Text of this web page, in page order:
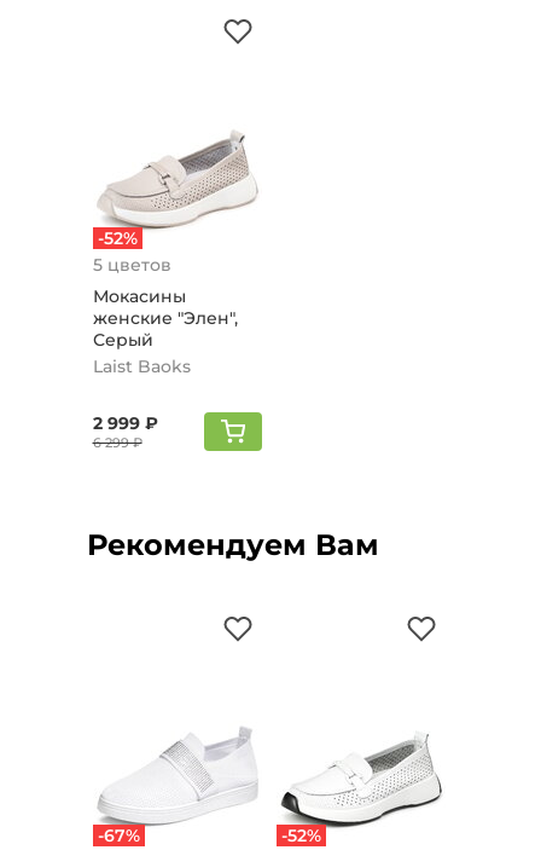
-52%
5 цветов
Мокасины
женские "Элен",
Серый
Laist Baoks
2 999 ₽
6 299 ₽
Рекомендуем Вам
-67%
-52%